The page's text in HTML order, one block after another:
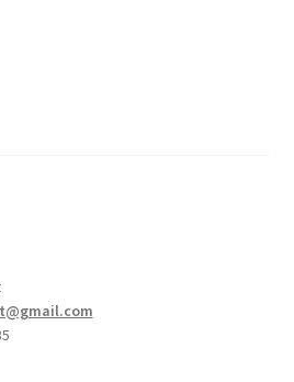
harmatja
mindenek felett